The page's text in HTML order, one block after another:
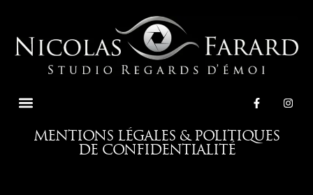
MENTIONS LÉGALES & POLITIQUES
DE CONFIDENTIALITÉ